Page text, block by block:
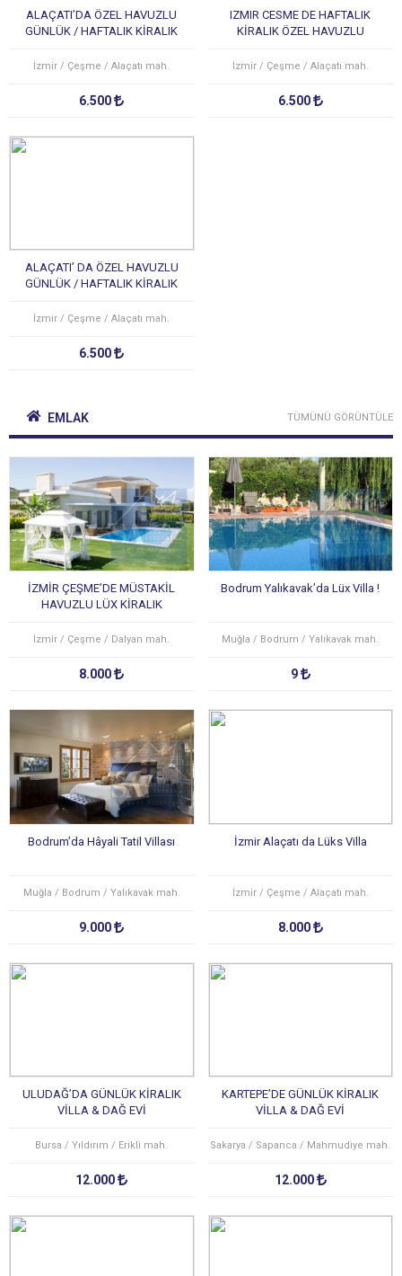
ALAÇATI’DA ÖZEL HAVUZLU
GÜNLÜK / HAFTALIK KİRALIK
İzmir / Çeşme / Alaçatı mah.
6.500
IZMIR CESME DE HAFTALIK
KİRALIK ÖZEL HAVUZLU
İzmir / Çeşme / Alaçatı mah.
6.500
ALAÇATI’ DA ÖZEL HAVUZLU
GÜNLÜK / HAFTALIK KİRALIK
İzmir / Çeşme / Alaçatı mah.
6.500
EMLAK TÜMÜNÜ GÖRÜNTÜLE
İZMİR ÇEŞME’DE MÜSTAKİL
HAVUZLU LÜX KİRALIK
İzmir / Çeşme / Dalyan mah.
8.000
Bodrum Yalıkavak’da Lüx Villa !
Muğla / Bodrum / Yalıkavak mah.
9
Bodrum’da Hâyali Tatil Villası
Muğla / Bodrum / Yalıkavak mah.
9.000
İzmir Alaçatı da Lüks Villa
İzmir / Çeşme / Alaçatı mah.
8.000
ULUDAĞ’DA GÜNLÜK KİRALIK
VİLLA & DAĞ EVİ
Bursa / Yıldırım / Erikli mah.
12.000
KARTEPE’DE GÜNLÜK KİRALIK
VİLLA & DAĞ EVİ
Sakarya / Sapanca / Mahmudiye mah.
12.000